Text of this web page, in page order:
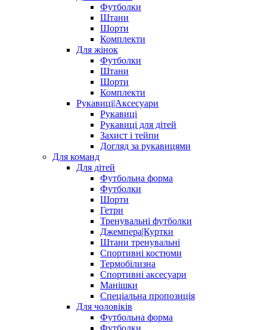
Футболки
Штани
Шорти
Комплекти
Для жінок
Футболки
Штани
Шорти
Комплекти
Рукавиці|Аксесуари
Рукавиці
Рукавиці для дітей
Захист і тейпи
Догляд за рукавицями
Для команд
Для дітей
Футбольна форма
Футболки
Шорти
Гетри
Тренувальні футболки
Джемпера|Куртки
Штани тренувальні
Спортивні костюми
Термобілизна
Спортивні аксесуари
Манішки
Спеціальна пропозиція
Для чоловіків
Футбольна форма
Футболки